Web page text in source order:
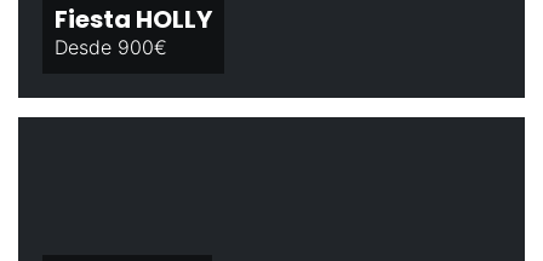
Fiesta HOLLY
Desde 900€